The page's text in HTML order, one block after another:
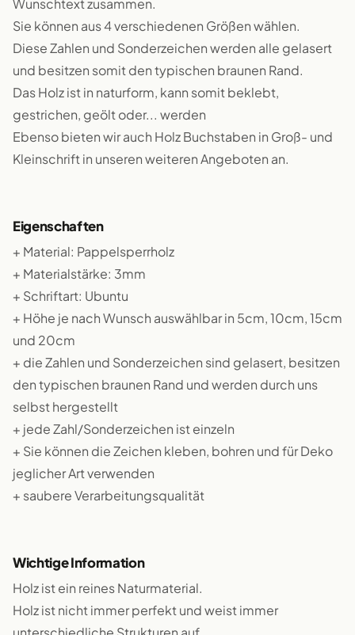
Wunschtext zusammen.
Sie können aus 4 verschiedenen Größen wählen.
Diese Zahlen und Sonderzeichen werden alle gelasert
und besitzen somit den typischen braunen Rand.
Das Holz ist in naturform, kann somit beklebt,
gestrichen, geölt oder... werden
Ebenso bieten wir auch Holz Buchstaben in Groß- und
Kleinschrift in unseren weiteren Angeboten an.
Eigenschaften
+ Material: Pappelsperrholz
+ Materialstärke: 3mm
+ Schriftart: Ubuntu
+ Höhe je nach Wunsch auswählbar in 5cm, 10cm, 15cm
und 20cm
+ die Zahlen und Sonderzeichen sind gelasert, besitzen
den typischen braunen Rand und werden durch uns
selbst hergestellt
+ jede Zahl/Sonderzeichen ist einzeln
+ Sie können die Zeichen kleben, bohren und für Deko
jeglicher Art verwenden
+ saubere Verarbeitungsqualität
Wichtige Information
Holz ist ein reines Naturmaterial.
Holz ist nicht immer perfekt und weist immer